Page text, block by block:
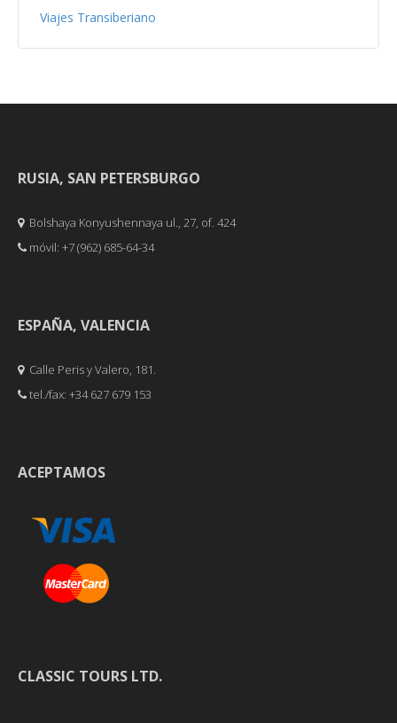
Viajes Transiberiano
RUSIA, SAN PETERSBURGO
Bolshaya Konyushennaya ul., 27, of. 424
móvil: +7 (962) 685-64-34
ESPAÑA, VALENCIA
Calle Peris y Valero, 181.
tel./fax: +34 627 679 153
ACEPTAMOS
CLASSIC TOURS LTD.